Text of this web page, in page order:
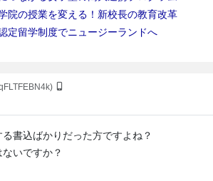
書込ばかりだった方ですよね？
いですか？